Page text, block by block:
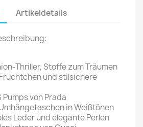
Artikeldetails
Thriller, Stoffe zum Träumen
und stilsichere
Pumps von Prada
Umhängetaschen in Weißtönen
Leder und elegante Perlen